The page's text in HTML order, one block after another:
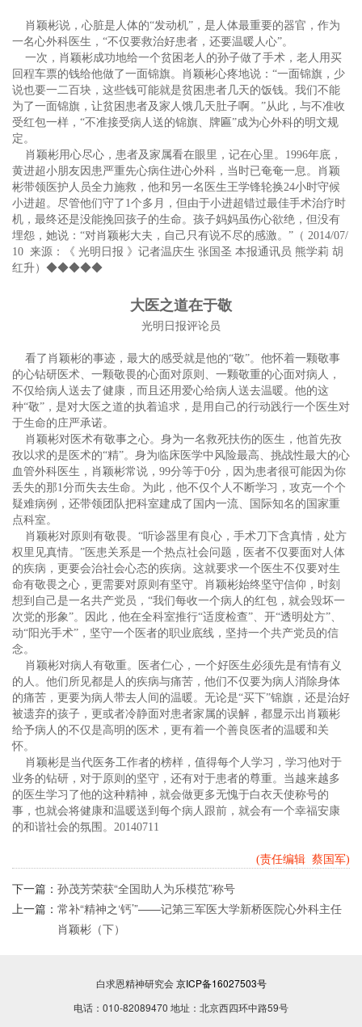
肖颖彬说，心脏是人体的“发动机”，是人体最重要的器官，作为
一名心外科医生，“不仅要救治好患者，还要温暖人心”。
一次，肖颖彬成功地给一个贫困老人的孙子做了手术，老人用买
回程车票的钱给他做了一面锦旗。肖颖彬心疼地说：“一面锦旗，少
说也要一二百块，这些钱可能就是贫困患者几天的饭钱。我们不能
为了一面锦旗，让贫困患者及家人饿几天肚子啊。”从此，与不准收
受红包一样，“不准接受病人送的锦旗、牌匾”成为心外科的明文规
定。
肖颖彬用心尽心，患者及家属看在眼里，记在心里。1996年底，
黄进超小朋友因患严重先心病住进心外科，当时已奄奄一息。肖颖
彬带领医护人员全力施救，他和另一名医生王学锋轮换24小时守候
小进超。尽管他们守了1个多月，但由于小进超错过最佳手术治疗时
机，最终还是没能挽回孩子的生命。孩子妈妈虽伤心欲绝，但没有
埋怨，她说：“对肖颖彬大夫，自己只有说不尽的感激。”（ 2014/07/
10 来源：《 光明日报 》记者温庆生 张国圣 本报通讯员 熊学莉 胡
红升）◆◆◆◆◆
大医之道在于敬
光明日报评论员
看了肖颖彬的事迹，最大的感受就是他的“敬”。他怀着一颗敬事
的心钻研医术、一颗敬畏的心面对原则、一颗敬重的心面对病人，
不仅给病人送去了健康，而且还用爱心给病人送去温暖。他的这
种“敬”，是对大医之道的执着追求，是用自己的行动践行一个医生对
于生命的庄严承诺。
肖颖彬对医术有敬事之心。身为一名救死扶伤的医生，他首先孜
孜以求的是医术的“精”。身为临床医学中风险最高、挑战性最大的心
血管外科医生，肖颖彬常说，99分等于0分，因为患者很可能因为你
丢失的那1分而失去生命。为此，他不仅个人不断学习，攻克一个个
疑难病例，还带领团队把科室建成了国内一流、国际知名的国家重
点科室。
肖颖彬对原则有敬畏。“听诊器里有良心，手术刀下含真情，处方
权里见真情。”医患关系是一个热点社会问题，医者不仅要面对人体
的疾病，更要会治社会心态的疾病。这就要求一个医生不仅要对生
命有敬畏之心，更需要对原则有坚守。肖颖彬始终坚守信仰，时刻
想到自己是一名共产党员，“我们每收一个病人的红包，就会毁坏一
次党的形象”。因此，他在全科室推行“适度检查”、开“透明处方”、
动“阳光手术”，坚守一个医者的职业底线，坚持一个共产党员的信
念。
肖颖彬对病人有敬重。医者仁心，一个好医生必须先是有情有义
的人。他们所见都是人的疾病与痛苦，他们不仅要为病人消除身体
的痛苦，更要为病人带去人间的温暖。无论是“买下”锦旗，还是治好
被遗弃的孩子，更或者冷静面对患者家属的误解，都显示出肖颖彬
给予病人的不仅是高明的医术，更有着一个善良医者的温暖和关
怀。
肖颖彬是当代医务工作者的榜样，值得每个人学习，学习他对于
业务的钻研，对于原则的坚守，还有对于患者的尊重。当越来越多
的医生学习了他的这种精神，就会做更多无愧于白衣天使称号的
事，也就会将健康和温暖送到每个病人跟前，就会有一个幸福安康
的和谐社会的氛围。20140711
(责任编辑 蔡国军)
下一篇： 孙茂芳荣获“全国助人为乐模范”称号
上一篇： 常补“精神之‘钙’”——记第三军医大学新桥医院心外科主任
肖颖彬（下）
白求恩精神研究会京ICP备16027503号
电话：010-82089470 地址：北京西四环中路59号